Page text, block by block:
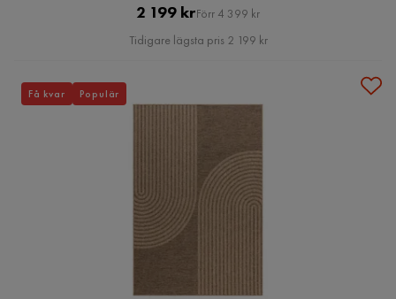
Pris
2 199 krOriginal
Pris
Förr 4 399 kr
Tidigare lägsta pris 2 199 kr
Få kvar Populär